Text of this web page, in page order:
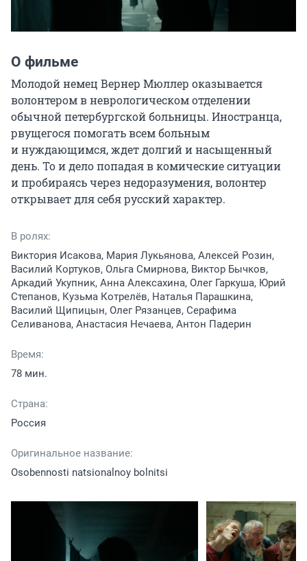
О фильме
Молодой немец Вернер Мюллер оказывается
волонтером в неврологическом отделении
обычной петербургской больницы. Иностранца,
рвущегося помогать всем больным
и нуждающимся, ждет долгий и насыщенный
день. То и дело попадая в комические ситуации
и пробираясь через недоразумения, волонтер
открывает для себя русский характер.
В ролях:
Виктория Исакова, Мария Лукьянова, Алексей Розин,
Василий Кортуков, Ольга Смирнова, Виктор Бычков,
Аркадий Укупник, Анна Алексахина, Олег Гаркуша, Юрий
Степанов, Кузьма Котрелёв, Наталья Парашкина,
Василий Щипицын, Олег Рязанцев, Серафима
Селиванова, Анастасия Нечаева, Антон Падерин
Время:
78 мин.
Страна:
Россия
Оригинальное название:
Osobennosti natsionalnoy bolnitsi